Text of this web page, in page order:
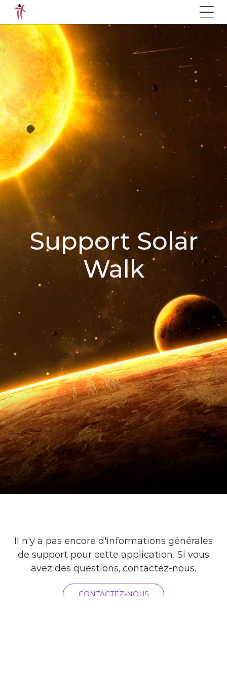
Support Solar
Walk
Il n'y a pas encore d'informations générales
de support pour cette application. Si vous
avez des questions, contactez-nous.
CONTACTEZ-NOUS